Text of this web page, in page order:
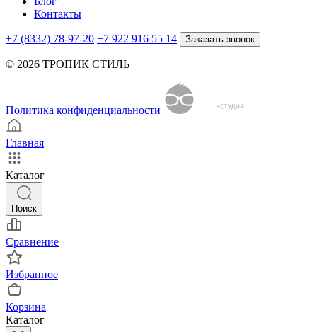
Контакты
+7 (8332) 78-97-20 +7 922 916 55 14 Заказать звонок
© 2026 ТРОПИК СТИЛЬ
Политика конфиденциальности
Главная
Каталог
Поиск
Сравнение
Избранное
Корзина
Каталог